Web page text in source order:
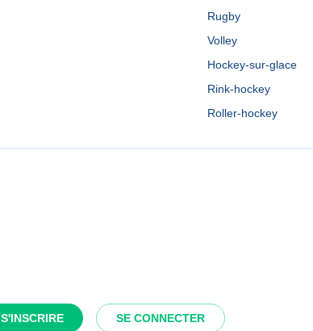
S'INSCRIRE SE CONNECTER
Rugby
Volley
Hockey-sur-glace
Rink-hockey
Roller-hockey